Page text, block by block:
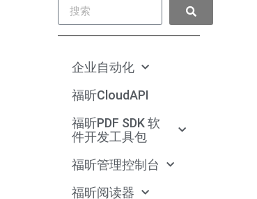
企业自动化
福昕CloudAPI
福昕PDF SDK 软
件开发工具包
福昕管理控制台
福昕阅读器